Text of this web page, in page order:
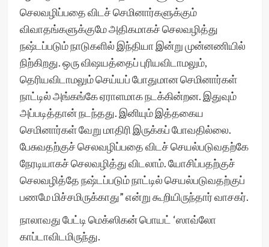
செலவழிப்பதை விடச் செமினார்களுக்கும்
விவாதங்களுக்குமே அதிகமாகச் செலவழித்து
நஷ்டப்படும் நாடுகளில் இந்தியா இன்று முன்னணியில்
நிற்கிறது. ஒரு விஷயத்தைப் புரியவிடாமலும்,
தெரியவிடாமலும் செய்யப் போதுமான செமினார்கள்
நாட்டில் அங்கங்கே ஏராளமாக நடக்கின்றன. இதுவும்
அப்படித்தான் நடந்தது. இனியும் இத்தகைய
செமினார்கள் வேறு மாதிரி இருக்கப் போவதில்லை.
பேசுவதற்குச் செலவழிப்பதை விடச் செயல்படுவதற்கே
நேரடியாகச் செலவழித்து விடலாம். யோசிப்பதற்குச்
செலவழித்தே நஷ்டப்படும் நாட்டில் செயல்படுவதற்குப்
பணமே மிச்சமிருக்காது” என்று கூறியிருந்தார் வாசகர்.
நாலாவது பேட்டி மெக்ஸிகன் பொயட் ‘ஸாவ்லோ
காப்டாவிடமிருந்து.